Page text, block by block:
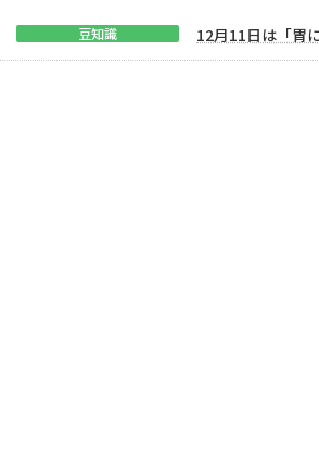
豆知識 12月11日は「胃